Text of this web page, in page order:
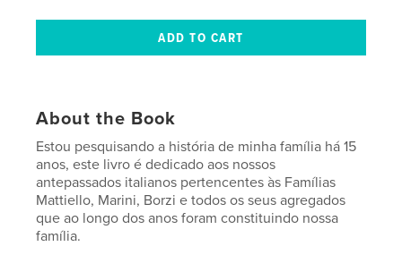
About the Book
Estou pesquisando a história de minha família há 15
anos, este livro é dedicado aos nossos
antepassados italianos pertencentes às Famílias
Mattiello, Marini, Borzi e todos os seus agregados
que ao longo dos anos foram constituindo nossa
família.